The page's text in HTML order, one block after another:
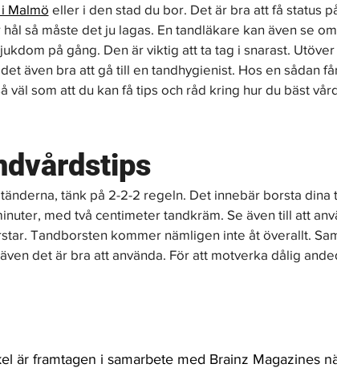
Malmö eller i den stad du bor. Det är bra att få status
så måste det ju lagas. En tandläkare kan även se
på gång. Den är viktig att ta tag i snarast.
även bra att gå till en tandhygienist. Hos en sådan
väl som att du kan få tips och råd kring hur du bäst
tänk på 2-2-2 regeln. Det innebär borsta dina
med två centimeter tandkräm. Se även till att
Tandborsten kommer nämligen inte åt överallt.
det är bra att använda. För att motverka dålig
är framtagen i samarbete med Brainz Magazines